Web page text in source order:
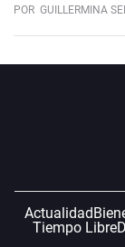
POR GUILLERMINA
Actualidad
Tiempo Libre